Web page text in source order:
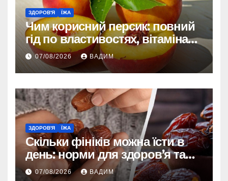
ЗДОРОВ'Я ЇЖА
Чим корисний персик: повний
гід по властивостях, вітамінах і
впливі на організм
07/08/2026 ВАДИМ
ЗДОРОВ'Я ЇЖА
Скільки фініків можна їсти в
день: норми для здоров’я та
енергії
07/08/2026 ВАДИМ